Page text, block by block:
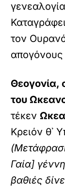
τον
απογόνους
Θεογονία,
του
τέκεν
Κρειόν θ᾽
Γαία]
βαθιές